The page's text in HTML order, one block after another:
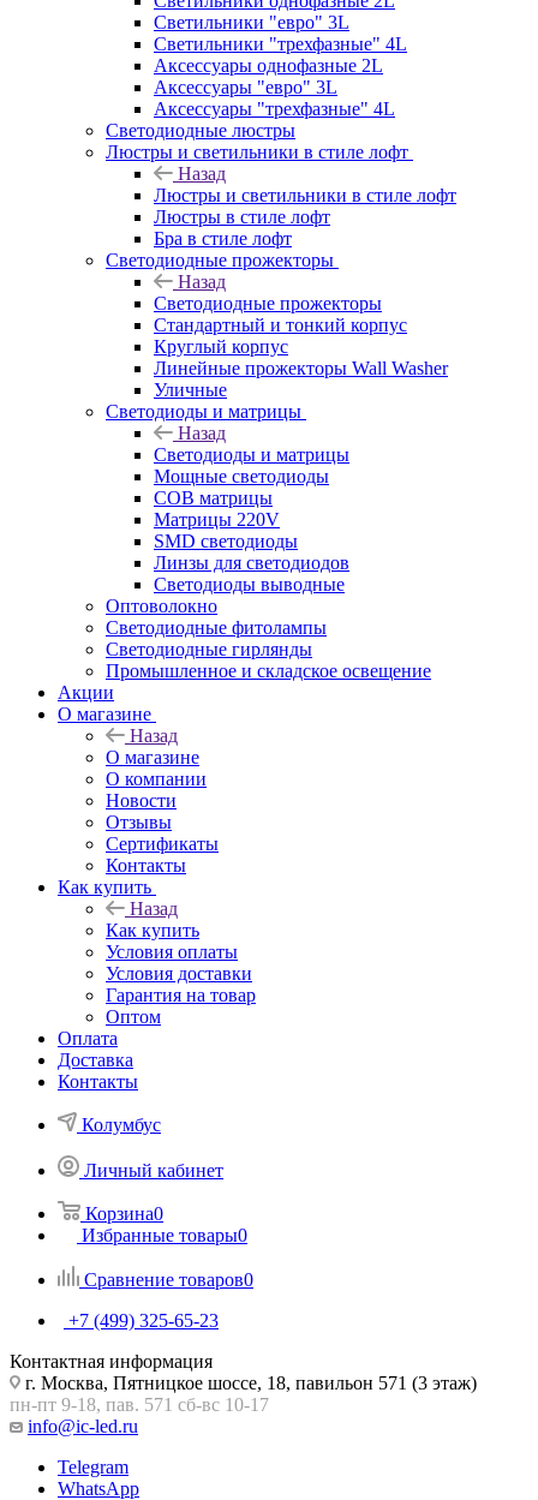
Светильники "евро" 3L
Светильники "трехфазные" 4L
Аксессуары однофазные 2L
Аксессуары "евро" 3L
Аксессуары "трехфазные" 4L
Светодиодные люстры
Люстры и светильники в стиле лофт
Назад
Люстры и светильники в стиле лофт
Люстры в стиле лофт
Бра в стиле лофт
Светодиодные прожекторы
Назад
Светодиодные прожекторы
Стандартный и тонкий корпус
Круглый корпус
Линейные прожекторы Wall Washer
Уличные
Светодиоды и матрицы
Назад
Светодиоды и матрицы
Мощные светодиоды
COB матрицы
Матрицы 220V
SMD светодиоды
Линзы для светодиодов
Светодиоды выводные
Оптоволокно
Светодиодные фитолампы
Светодиодные гирлянды
Промышленное и складское освещение
Акции
О магазине
Назад
О магазине
О компании
Новости
Отзывы
Сертификаты
Контакты
Как купить
Назад
Как купить
Условия оплаты
Условия доставки
Гарантия на товар
Оптом
Оплата
Доставка
Контакты
Колумбус
Личный кабинет
Корзина0
Избранные товары0
Сравнение товаров0
+7 (499) 325-65-23
Контактная информация
г. Москва, Пятницкое шоссе, 18, павильон 571 (3 этаж)
пн-пт 9-18, пав. 571 сб-вс 10-17
info@ic-led.ru
Telegram
WhatsApp